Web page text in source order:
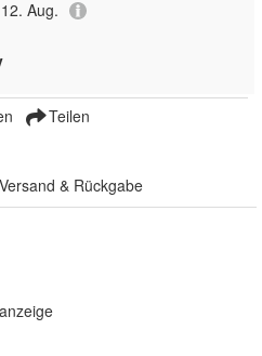
Aug.
Teilen
& Rückgabe